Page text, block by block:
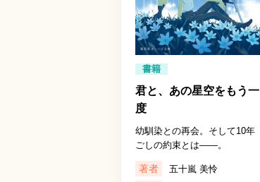
書籍
君と、あの星空をもう一
度
幼馴染との再会。そして10年
ごしの約束とは――。
著者 五十嵐 美怜